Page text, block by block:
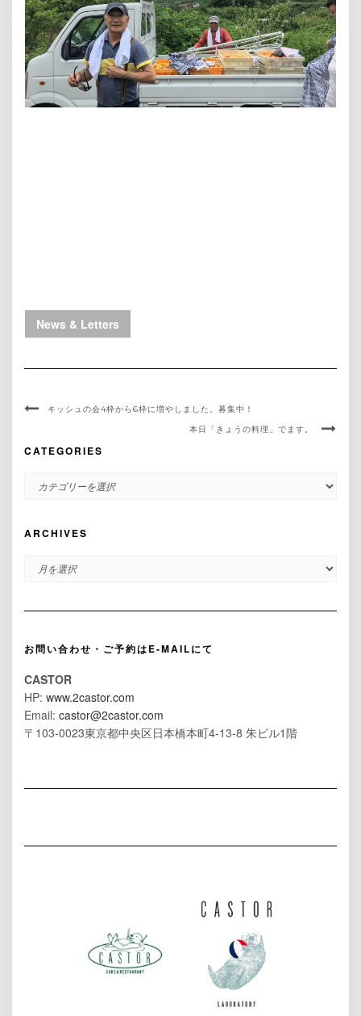
News & Letters
キッシュの会4枠から6枠に増やしました。募集中！
本日「きょうの料理」でます。
CATEGORIES
CATEGORIES
ARCHIVES
ARCHIVES
お問い合わせ・ご予約はE-MAILにて
CASTOR
HP: www.2castor.com
Email: castor@2castor.com
〒103-0023東京都中央区日本橋本町4-13-8 朱ビル1階